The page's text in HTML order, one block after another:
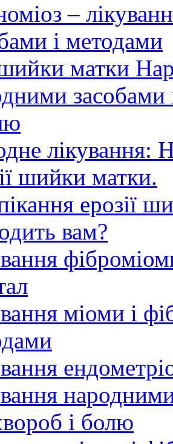
–
і методами
матки
засобами
лікування:
шийки матки.
ерозії
вам?
міоми і
і болю